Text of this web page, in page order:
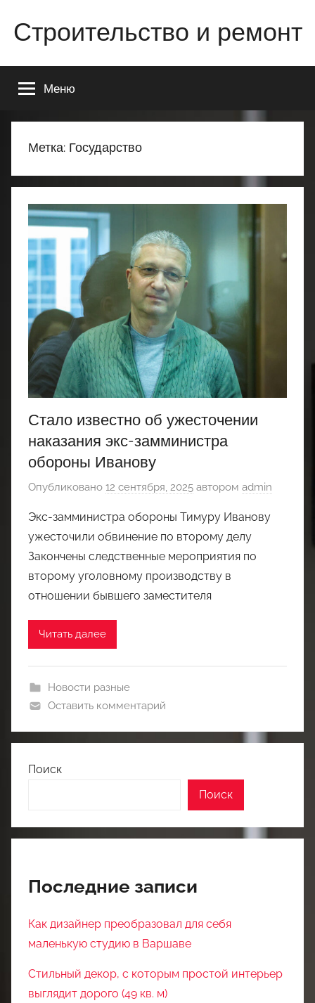
содержимому
Строительство и ремонт
строительстве
ремонте
Вашего
или
Меню
Метка: Государство
Стало известно об ужесточении
наказания экс-замминистра
обороны Иванову
Опубликовано 12 сентября, 2025 автором admin
Экс-замминистра обороны Тимуру Иванову
ужесточили обвинение по второму делу
Закончены следственные мероприятия по
второму уголовному производству в
отношении бывшего заместителя
Читать далее
Новости разные
Оставить комментарий
Поиск
Поиск
Последние записи
Как дизайнер преобразовал для себя
маленькую студию в Варшаве
Стильный декор, с которым простой интерьер
выглядит дорого (49 кв. м)